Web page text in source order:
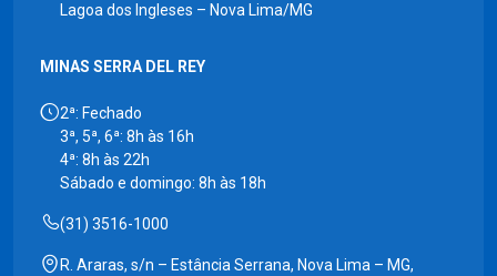
Lagoa dos Ingleses – Nova Lima/MG
MINAS SERRA DEL REY
2ª: Fechado
3ª, 5ª, 6ª: 8h às 16h
4ª: 8h às 22h
Sábado e domingo: 8h às 18h
(31) 3516-1000
R. Araras, s/n – Estância Serrana, Nova Lima – MG,